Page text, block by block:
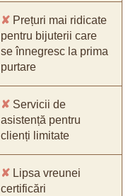
✘ Prețuri mai ridicate
pentru bijuterii care
se înnegresc la prima
purtare
✘ Servicii de
asistență pentru
clienți limitate
✘ Lipsa vreunei
certificări